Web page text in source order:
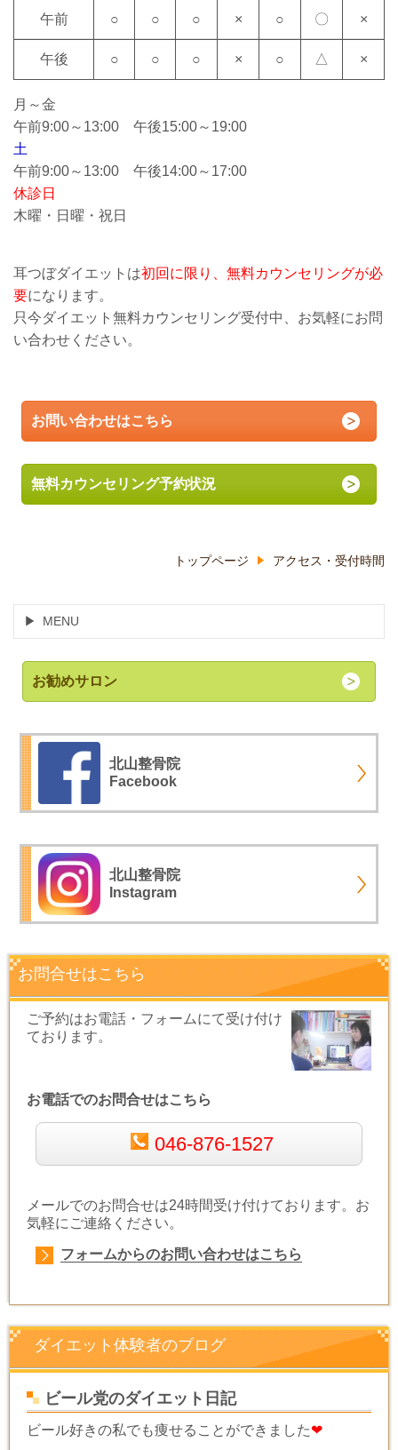
午前 ○ ○ ○ × ○ 〇 ×
午後 ○ ○ ○ × ○ △ ×
月～金
午前9:00～13:00 午後15:00～19:00
土
午前9:00～13:00 午後14:00～17:00
休診日
木曜・日曜・祝日
耳つぼダイエットは初回に限り、無料カウンセリングが必
要になります。
只今ダイエット無料カウンセリング受付中、お気軽にお問
い合わせください。
お問い合わせはこちら
無料カウンセリング予約状況
トップページ アクセス・受付時間
MENU
お勧めサロン
北山整骨院
Facebook
北山整骨院
Instagram
お問合せはこちら
ご予約はお電話・フォームにて受け付け
ております。
お電話でのお問合せはこちら
046-876-1527
メールでのお問合せは24時間受け付けております。お
気軽にご連絡ください。
フォームからのお問い合わせはこちら
ダイエット体験者のブログ
ビール党のダイエット日記
ビール好きの私でも痩せることができました❤